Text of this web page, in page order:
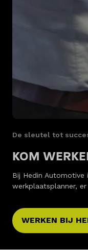
De sleutel tot
KOM
Bij Hedin Automotive
werkplaatsplanner,
WERKEN BIJ